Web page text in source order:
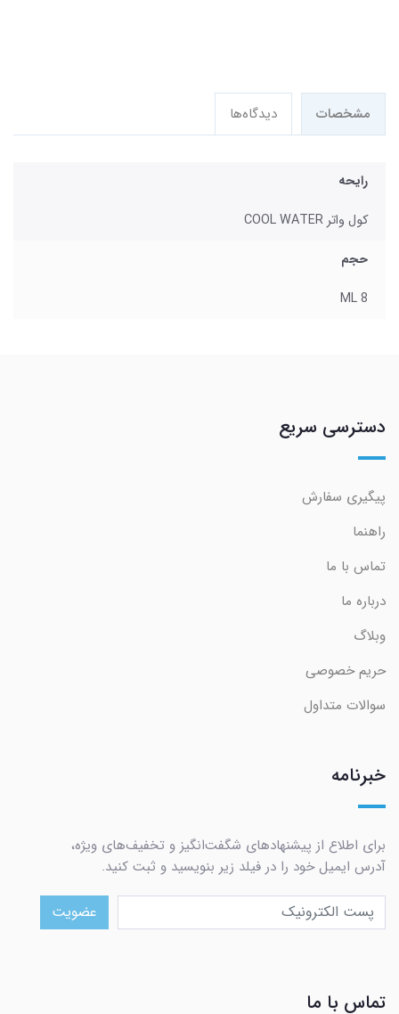
مشخصات دیدگاه‌ها
رایحه
کول واتر COOL WATER
حجم
8 ML
دسترسی سریع
پیگیری سفارش
راهنما
تماس با ما
درباره ما
وبلاگ
حریم خصوصی
سوالات متداول
خبرنامه
برای اطلاع از پیشنهادهای شگفت‌انگیز و تخفیف‌های ویژه،
آدرس ایمیل خود را در فیلد زیر بنویسید و ثبت کنید.
عضویت
تماس با ما